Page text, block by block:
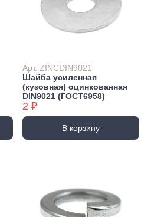
Арт. ZINCDIN9021
Шайба усиленная
(кузовная) оцинкованная
DIN9021 (ГОСТ6958)
2 ₽
В корзину